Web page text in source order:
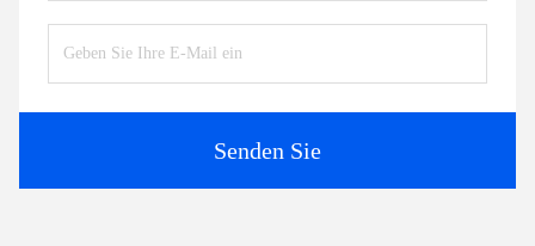
Senden Sie